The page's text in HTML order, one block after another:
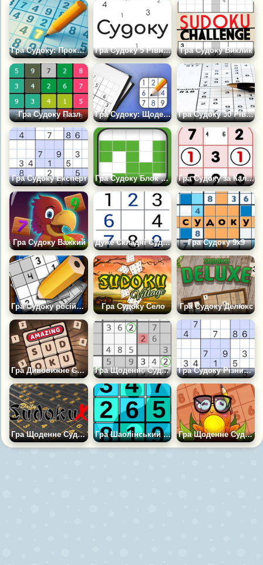
Гра Судоку: Прокачай Мозок Гра Судоку 5 Рівнів Складності Гра Судоку Виклик
Гра Судоку Пазл Гра Судоку: Щоденні Головоломки Гра Судоку 30 Рівнів
Гра Судоку Експерт Гра Судоку Блок Пазл Гра Судоку за Календарем
Гра Судоку Важкий Дуже Складні Судоку Гра Судоку 9х9
Гра Судоку російською мовою для новачків Гра Судоку Село Гра Судоку Делюкс
Гра Дивовижне Судоку Гра Щоденне Судоку 2 Гра Судоку Різних Видів із підказками
Гра Щоденне Судоку Х Гра Шаолінський Судоку Гра Щоденне Судоку Жаби